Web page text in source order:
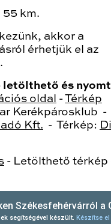
55 km.
akkor a
érhetjük el az
letölthető és
oldal -Térkép
Kerékpárosklub -
Kft. - Térkép:
- Letölthető térkép